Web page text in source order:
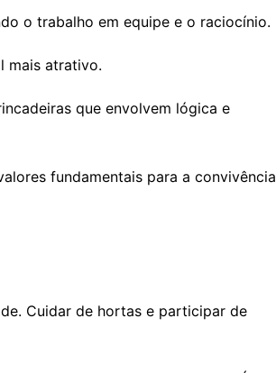
o trabalho em equipe e o raciocínio.
mais atrativo.
que envolvem lógica e
fundamentais para a convivência
Cuidar de hortas e participar de